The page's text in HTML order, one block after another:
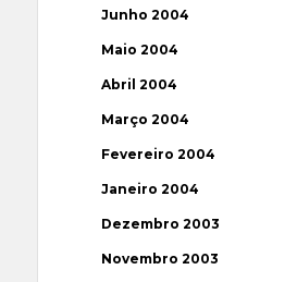
Junho 2004
Maio 2004
Abril 2004
Março 2004
Fevereiro 2004
Janeiro 2004
Dezembro 2003
Novembro 2003